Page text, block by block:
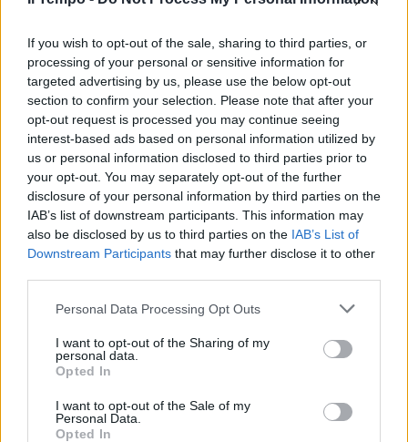
If you wish to opt-out of the sale, sharing to third parties, or
processing of your personal or sensitive information for
targeted advertising by us, please use the below opt-out
section to confirm your selection. Please note that after your
opt-out request is processed you may continue seeing
interest-based ads based on personal information utilized by
us or personal information disclosed to third parties prior to
your opt-out. You may separately opt-out of the further
disclosure of your personal information by third parties on the
IAB’s list of downstream participants. This information may
also be disclosed by us to third parties on the IAB’s List of
Downstream Participants that may further disclose it to other
Personal Data Processing Opt Outs
I want to opt-out of the Sharing of my
personal data.
Opted In
I want to opt-out of the Sale of my
Personal Data.
Opted In